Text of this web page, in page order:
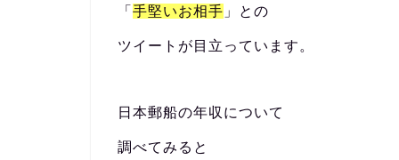
「 手堅いお相手 」との
ツイートが目立っています。
日本郵船の年収について
調べてみると